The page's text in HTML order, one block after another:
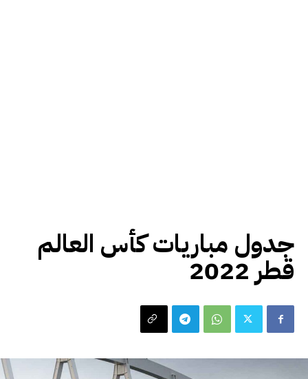
جدول مباريات كأس العالم
قطر 2022